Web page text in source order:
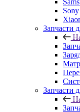
Sony
Запчасти
Запчасти